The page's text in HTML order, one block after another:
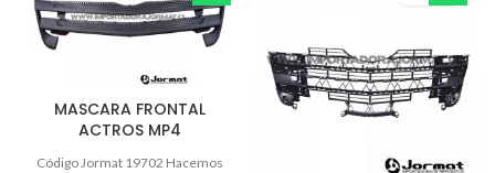
MASCARA FRONTAL
ACTROS MP4
Código Jormat 19702 Hacemos